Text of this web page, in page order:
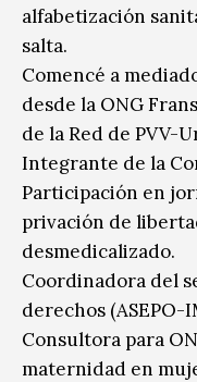
alfabetización
salta.
Comencé a
desde la ONG
de la Red de PVV-
Integrante de la
Participación en
privación de
desmedicalizado.
Coordinadora del
derechos (ASEPO-
Consultora para
maternidad en